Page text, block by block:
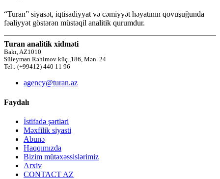
“Turan” siyasət, iqtisadiyyat və cəmiyyət həyatının qovuşuğunda
fəaliyyət göstərən müstəqil analitik qurumdur.
Turan analitik xidməti
Bakı, AZ1010
Süleyman Rəhimov küç.,186, Mən. 24
Tel.: (+99412) 440 11 96
agency@turan.az
Faydalı
İstifadə şərtləri
Məxfilik siyasti
Abunə
Haqqımızda
Bizim mütəxəssislərimiz
Arxiv
CONTACT AZ